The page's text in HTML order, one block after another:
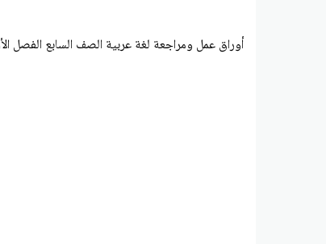
أوراق عمل ومراجعة لغة عربية الصف السابع الفصل